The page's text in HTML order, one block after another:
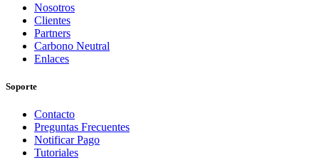
Nosotros
Clientes
Partners
Carbono Neutral
Enlaces
Soporte
Contacto
Preguntas Frecuentes
Notificar Pago
Tutoriales